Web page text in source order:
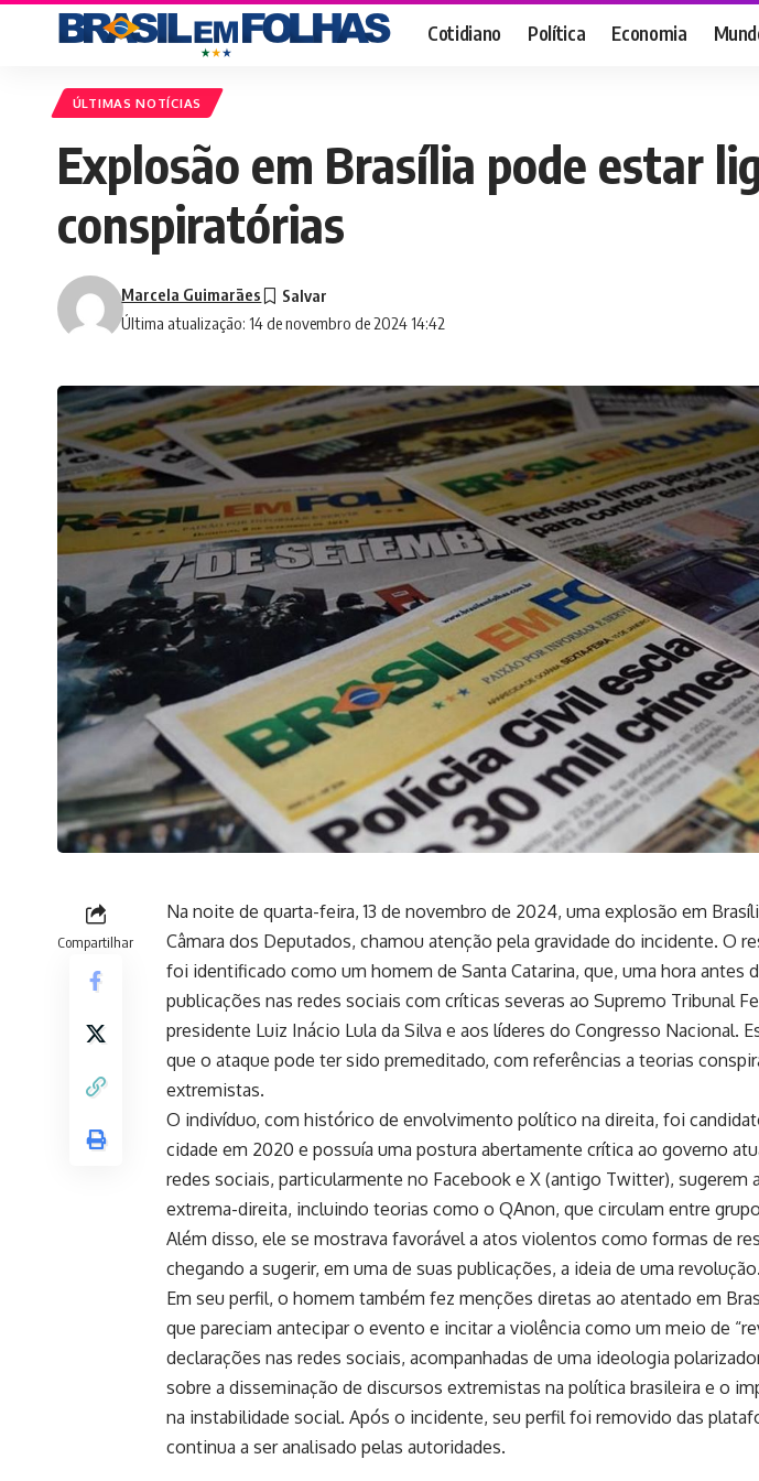
Cotidiano Política Economia
ÚLTIMAS NOTÍCIAS
Explosão em Brasília pode estar
conspiratórias
Última atualização: 14 de novembro de 2024 14:42
Marcela Guimarães
Compartilhar
Na noite de quarta-feira, 13 de novembro de 2024, uma explosão em
Câmara dos Deputados, chamou atenção pela gravidade do incidente. O
foi identificado como um homem de Santa Catarina, que, uma hora antes
publicações nas redes sociais com críticas severas ao Supremo Tribunal
presidente Luiz Inácio Lula da Silva e aos líderes do Congresso Nacional.
que o ataque pode ter sido premeditado, com referências a teorias
extremistas.
O indivíduo, com histórico de envolvimento político na direita, foi
cidade em 2020 e possuía uma postura abertamente crítica ao governo
redes sociais, particularmente no Facebook e X (antigo Twitter), sugerem
extrema-direita, incluindo teorias como o QAnon, que circulam entre
Além disso, ele se mostrava favorável a atos violentos como formas de
chegando a sugerir, em uma de suas publicações, a ideia de uma revolução.
Em seu perfil, o homem também fez menções diretas ao atentado em
que pareciam antecipar o evento e incitar a violência como um meio de
declarações nas redes sociais, acompanhadas de uma ideologia
sobre a disseminação de discursos extremistas na política brasileira e o
na instabilidade social. Após o incidente, seu perfil foi removido das
continua a ser analisado pelas autoridades.